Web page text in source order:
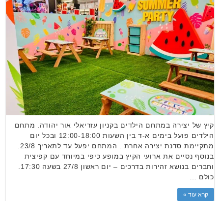
קיץ של יצירה במתחם הילדים בקניון עזריאלי אור יהודה. מתחם
הילדים פועל בימים א-ד בין השעות 12:00-18:00 ובכל יום
מתקיימת סדנת יצירה אחרת . המתחם יפעל עד לתאריך 23/8.
בנוסף נסיים את ארועי הקיץ במופע כיפי במיוחד עם קפיצית
וחברים בנושא זהירות בדרכים – יום ראשון 27/8 בשעה 17:30.
כולם …
קרא עוד »